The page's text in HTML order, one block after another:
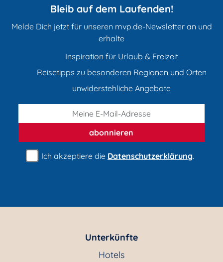
Bleib auf dem Laufenden!
Melde Dich jetzt für unseren mvp.de-Newsletter an und
erhalte
Inspiration für Urlaub & Freizeit
Reisetipps zu besonderen Regionen und Orten
unwiderstehliche Angebote
abonnieren
Ich akzeptiere die Datenschutzerklärung.
Unterkünfte
Hotels